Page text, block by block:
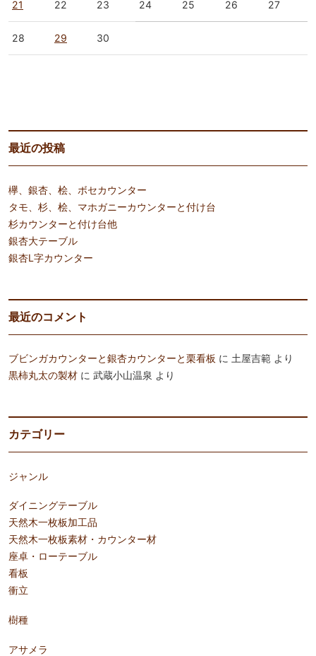
21 22 23 24 25 26 27
28 29 30
最近の投稿
欅、銀杏、桧、ボセカウンター
タモ、杉、桧、マホガニーカウンターと付け台
杉カウンターと付け台他
銀杏大テーブル
銀杏L字カウンター
最近のコメント
ブビンガカウンターと銀杏カウンターと栗看板 に 土屋吉範 より
黒柿丸太の製材 に 武蔵小山温泉 より
カテゴリー
ジャンル
ダイニングテーブル
天然木一枚板加工品
天然木一枚板素材・カウンター材
座卓・ローテーブル
看板
衝立
樹種
アサメラ